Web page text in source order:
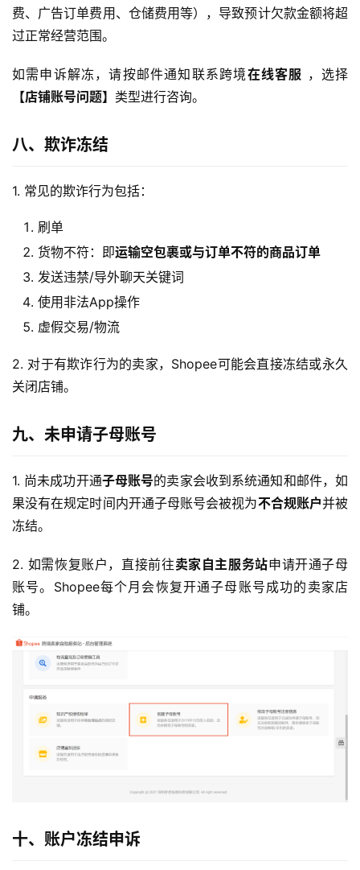
费、广告订单费用、仓储费用等），导致预计欠款金额将超
过正常经营范围。
如需申诉解冻，请按邮件通知联系跨境在线客服 ，选择
【店铺账号问题】 类型进行咨询。
八、欺诈冻结
1. 常见的欺诈行为包括：
刷单
货物不符：即运输空包裹或与订单不符的商品订单
发送违禁/导外聊天关键词
使用非法App操作
虚假交易/物流
2. 对于有欺诈行为的卖家，Shopee可能会直接冻结或永久
关闭店铺。
九、未申请子母账号
1. 尚未成功开通子母账号的卖家会收到系统通知和邮件，如
果没有在规定时间内开通子母账号会被视为不合规账户并被
冻结。
2. 如需恢复账户，直接前往卖家自主服务站申请开通子母
账号。Shopee每个月会恢复开通子母账号成功的卖家店
铺。
十、账户冻结申诉